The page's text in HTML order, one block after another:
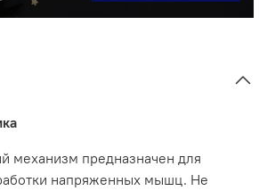
механизм предназначен для
напряженных мышц. Не